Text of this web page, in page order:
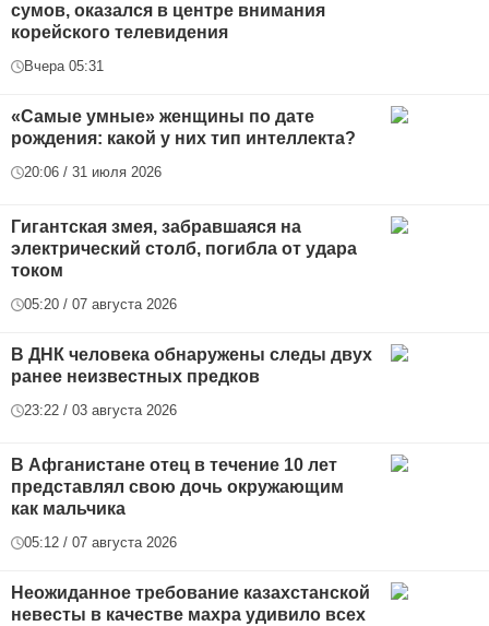
сумов, оказался в центре внимания
корейского телевидения
Вчера 05:31
«Самые умные» женщины по дате
рождения: какой у них тип интеллекта?
20:06 / 31 июля 2026
Гигантская змея, забравшаяся на
электрический столб, погибла от удара
током
05:20 / 07 августа 2026
В ДНК человека обнаружены следы двух
ранее неизвестных предков
23:22 / 03 августа 2026
В Афганистане отец в течение 10 лет
представлял свою дочь окружающим
как мальчика
05:12 / 07 августа 2026
Неожиданное требование казахстанской
невесты в качестве махра удивило всех